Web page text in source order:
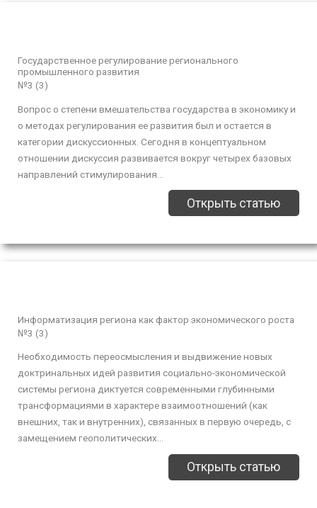
Государственное регулирование регионального
промышленного развития
№3 (3)
Вопрос о степени вмешательства государства в экономику и
о методах регулирования ее развития был и остается в
категории дискуссионных. Сегодня в концептуальном
отношении дискуссия развивается вокруг четырех базовых
направлений стимулирования...
Открыть статью
Информатизация региона как фактор экономического роста
№3 (3)
Необходимость переосмысления и выдвижение новых
доктринальных идей развития социально-экономической
системы региона диктуется современными глубинными
трансформациями в характере взаимоотношений (как
внешних, так и внутренних), связанных в первую очередь, с
замещением геополитических...
Открыть статью